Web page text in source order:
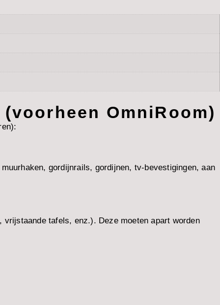
OmniRoom)
gordijnrails, gordijnen, tv-bevestigingen, aan
tafels, enz.). Deze moeten apart worden